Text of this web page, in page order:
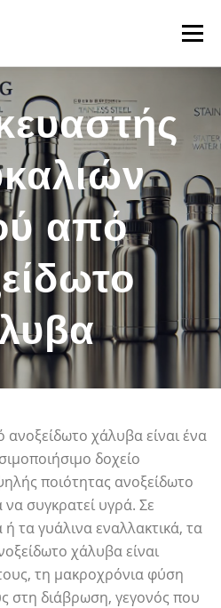
Μενού
ΣΧΕΤΙΚΆ ΜΕ ΕΜΆΣ
από
χάλυβα είναι ένα
δοχείο
ποιότητας ανοξείδωτο
συγκρατεί υγρά. Σε
τα γυάλινα εναλλακτικά, τα
χάλυβα είναι
τη μακροχρόνια φύση
στη διάβρωση, γεγονός που